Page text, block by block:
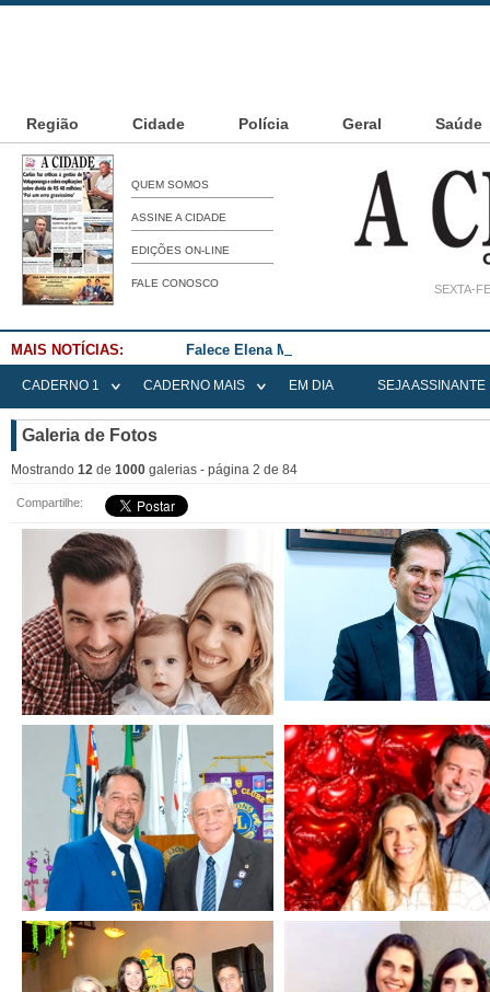
Região Cidade Polícia Geral Saúde
QUEM SOMOS
ASSINE A CIDADE
EDIÇÕES ON-LINE
FALE CONOSCO SEXTA-
MAIS NOTÍCIAS: Falece Elena Menoia Cesarin
CADERNO 1 CADERNO MAIS EM DIA SEJA ASSINANTE
Galeria de Fotos
Mostrando 12 de 1000 galerias - página 2 de 84
Compartilhe: